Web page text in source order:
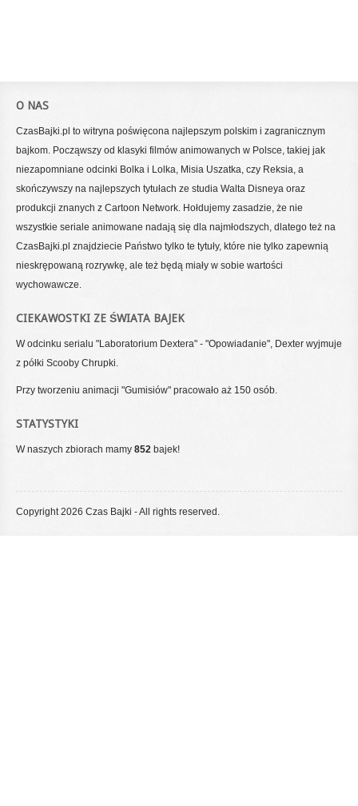
O NAS
CzasBajki.pl to witryna poświęcona najlepszym polskim i zagranicznym
bajkom. Począwszy od klasyki filmów animowanych w Polsce, takiej jak
niezapomniane odcinki Bolka i Lolka, Misia Uszatka, czy Reksia, a
skończywszy na najlepszych tytułach ze studia Walta Disneya oraz
produkcji znanych z Cartoon Network. Hołdujemy zasadzie, że nie
wszystkie seriale animowane nadają się dla najmłodszych, dlatego też na
CzasBajki.pl znajdziecie Państwo tylko te tytuły, które nie tylko zapewnią
nieskrępowaną rozrywkę, ale też będą miały w sobie wartości
wychowawcze.
CIEKAWOSTKI ZE ŚWIATA BAJEK
W odcinku serialu "Laboratorium Dextera" - "Opowiadanie", Dexter wyjmuje
z półki Scooby Chrupki.
Przy tworzeniu animacji "Gumisiów" pracowało aż 150 osób.
STATYSTYKI
W naszych zbiorach mamy 852 bajek!
Copyright 2026 Czas Bajki - All rights reserved.